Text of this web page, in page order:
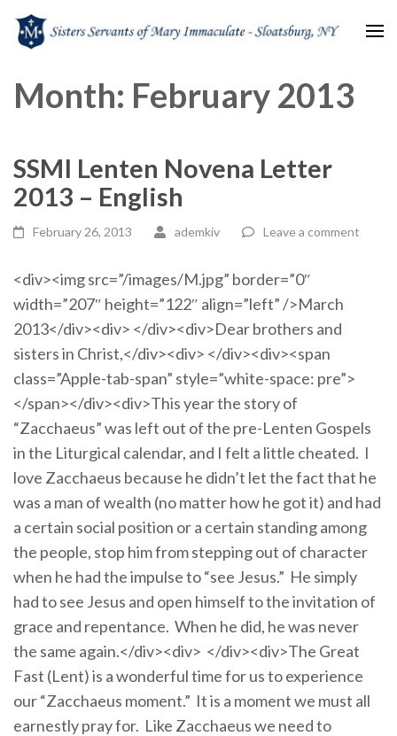
Immaculate
Month: February 2013
SSMI Lenten Novena Letter
2013 – English
February 26, 2013 ademkiv Leave a comment
<div><img src=”/images/M.jpg” border=”0″
width=”207″ height=”122″ align=”left” />March
2013</div><div> </div><div>Dear brothers and
sisters in Christ,</div><div> </div><div><span
class=”Apple-tab-span” style=”white-space: pre”>
</span></div><div>This year the story of
“Zacchaeus” was left out of the pre-Lenten Gospels
in the Liturgical calendar, and I felt a little cheated. I
love Zacchaeus because he didn’t let the fact that he
was a man of wealth (no matter how he got it) and had
a certain social position or a certain standing among
the people, stop him from stepping out of character
when he had the impulse to “see Jesus.” He simply
had to see Jesus and open himself to the invitation of
grace and repentance. When he did, he was never
the same again.</div><div> </div><div>The Great
Fast (Lent) is a wonderful time for us to experience
our “Zacchaeus moment.” It is a moment we must all
earnestly pray for. Like Zacchaeus we need to